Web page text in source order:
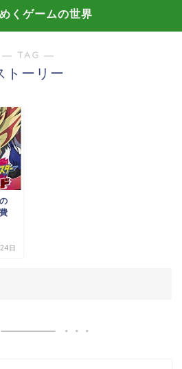
くゲームの世界
― TAG ―
トーリー
日